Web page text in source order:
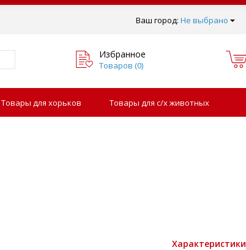
Ваш город: Не выбрано
Избранное
Товаров (0)
Товары для хорьков Товары для с/х животных
Характеристики